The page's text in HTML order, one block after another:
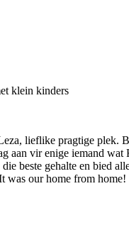
klein kinders
lieflike pragtige plek.
aan vir enige iemand wat
beste gehalte en bied
was our home from home!